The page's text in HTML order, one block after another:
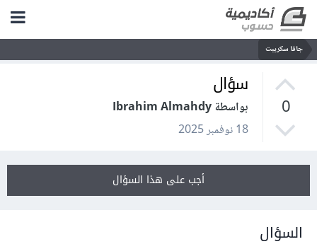
جافا سكريبت
0
سؤال
بواسطة Ibrahim Almahdy
18 نوفمبر 2025
أجب على هذا السؤال
السؤال